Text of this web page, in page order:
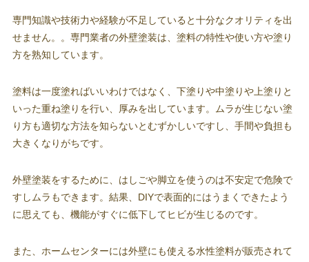
専門知識や技術力や経験が不足していると十分なクオリティを出
せません。。専門業者の外壁塗装は、塗料の特性や使い方や塗り
方を熟知しています。
塗料は一度塗ればいいわけではなく、下塗りや中塗りや上塗りと
いった重ね塗りを行い、厚みを出しています。ムラが生じない塗
り方も適切な方法を知らないとむずかしいですし、手間や負担も
大きくなりがちです。
外壁塗装をするために、はしごや脚立を使うのは不安定で危険で
すしムラもできます。結果、DIYで表面的にはうまくできたよう
に思えても、機能がすぐに低下してヒビが生じるのです。
また、ホームセンターには外壁にも使える水性塗料が販売されて